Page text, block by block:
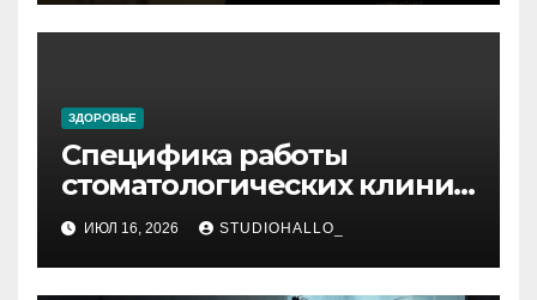
ЗДОРОВЬЕ
Специфика работы
стоматологических клиник
в мегаполисе
ИЮЛ 16, 2026 STUDIOHALLO_